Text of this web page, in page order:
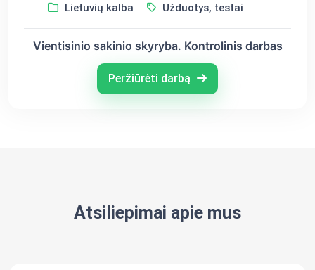
Lietuvių kalba Užduotys, testai
Vientisinio sakinio skyryba. Kontrolinis darbas
Peržiūrėti darbą
Atsiliepimai apie mus